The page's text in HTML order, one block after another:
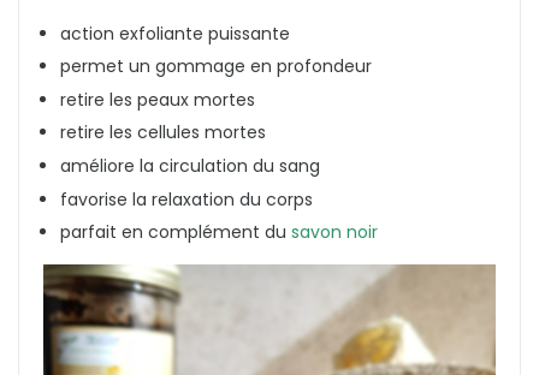
action exfoliante puissante
permet un gommage en profondeur
retire les peaux mortes
retire les cellules mortes
améliore la circulation du sang
favorise la relaxation du corps
parfait en complément du savon noir